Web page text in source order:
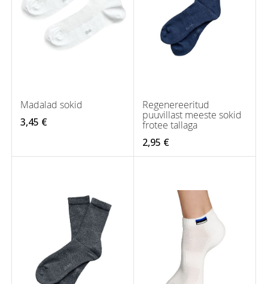
Madalad sokid
3,45 €
Regenereeritud
puuvillast meeste sokid
frotee tallaga
2,95 €